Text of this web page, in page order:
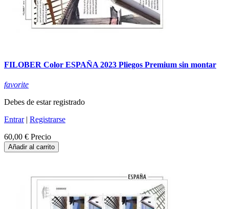
FILOBER Color ESPAÑA 2023 Pliegos Premium sin montar
favorite
Debes de estar registrado
Entrar| Registrarse
60,00 € Precio
Añadir al carrito